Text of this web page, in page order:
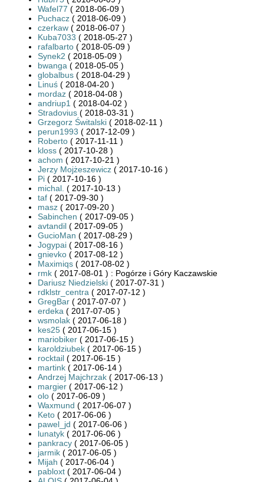
Wafel77 ( 2018-06-09 )
Puchacz ( 2018-06-09 )
czerkaw ( 2018-06-07 )
Kuba7033 ( 2018-05-27 )
rafalbarto ( 2018-05-09 )
Synek2 ( 2018-05-09 )
bwanga ( 2018-05-05 )
globalbus ( 2018-04-29 )
Linuś ( 2018-04-20 )
mordaz ( 2018-04-08 )
andriup1 ( 2018-04-02 )
Stradovius ( 2018-03-31 )
Grzegorz Świtalski ( 2018-02-11 )
perun1993 ( 2017-12-09 )
Roberto ( 2017-11-11 )
kloss ( 2017-10-28 )
achom ( 2017-10-21 )
Jerzy Mojżeszewicz ( 2017-10-16 )
Pi ( 2017-10-16 )
michal. ( 2017-10-13 )
taf ( 2017-09-30 )
masz ( 2017-09-20 )
Sabinchen ( 2017-09-05 )
avtandil ( 2017-09-05 )
GucioMan ( 2017-08-29 )
Jogypai ( 2017-08-16 )
gnievko ( 2017-08-12 )
Maximiqs ( 2017-08-02 )
rmk ( 2017-08-01 ) : Pogórze i Góry Kaczawskie
Dariusz Niedzielski ( 2017-07-31 )
rdklstr_centra ( 2017-07-12 )
GregBar ( 2017-07-07 )
erdeka ( 2017-07-05 )
wsmolak ( 2017-06-18 )
kes25 ( 2017-06-15 )
mariobiker ( 2017-06-15 )
karoldziubek ( 2017-06-15 )
rocktail ( 2017-06-15 )
martink ( 2017-06-14 )
Andrzej Majchrzak ( 2017-06-13 )
margier ( 2017-06-12 )
olo ( 2017-06-09 )
Waxmund ( 2017-06-07 )
Keto ( 2017-06-06 )
pawel_jd ( 2017-06-06 )
lunatyk ( 2017-06-06 )
pankracy ( 2017-06-05 )
jarmik ( 2017-06-05 )
Mijah ( 2017-06-04 )
pabloxt ( 2017-06-04 )